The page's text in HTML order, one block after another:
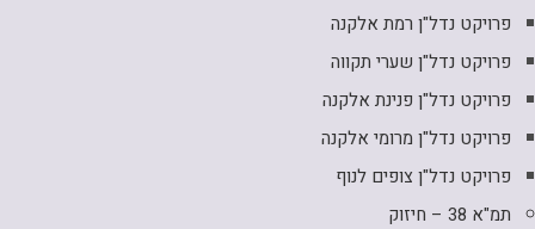
פרויקט נדל"ן רמת אלקנה
פרויקט נדל"ן שערי תקווה
פרויקט נדל"ן פנינת אלקנה
פרויקט נדל"ן מרומי אלקנה
פרויקט נדל"ן צופים לנוף
תמ"א 38 – חיזוק